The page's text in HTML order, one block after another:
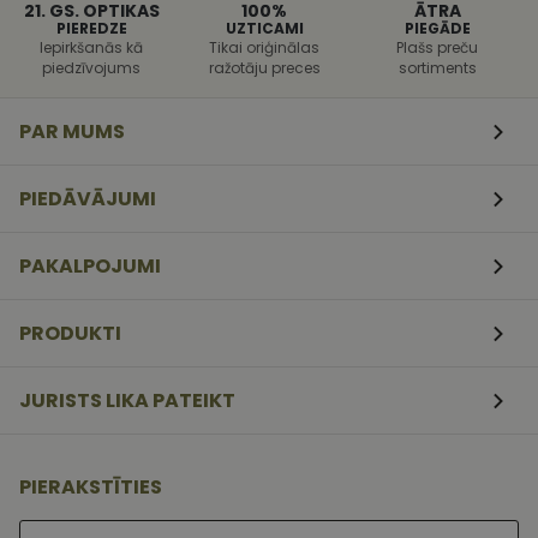
21. GS. OPTIKAS
PIEREDZE
Iepirkšanās kā
piedzīvojums
100%
UZTICAMI
Tikai oriģinālas
ražotāju preces
ĀTRA
PIEGĀDE
Plašs preču
sortiments
PAR MUMS
PIEDĀVĀJUMI
PAKALPOJUMI
PRODUKTI
JURISTS LIKA PATEIKT
PIERAKSTĪTIES
tīmekļa
veidlapām.
Script.com
serviss, lai
sīkfailu
piekrišanas
lai Cookie-
Script.com
darbotos
pareizi.